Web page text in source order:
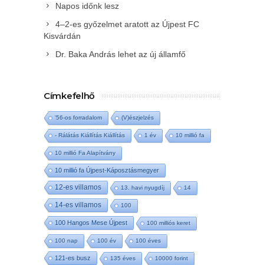
Napos időnk lesz
4–2-es győzelmet aratott az Újpest FC
Kisvárdán
Dr. Baka András lehet az új államfő
Címkefelhő
'56-os forradalom (V)észjelzés
- Rálátás Kiállítás Kiállítás 1 év 10 millió fa
10 millió Fa Alapítvány
10 millió fa Újpest-Káposztásmegyer
12-es villamos 13. havi nyugdíj 14
14-es villamos 100
100 Hangos Mese Újpest 100 milliós keret
100 nap 100 év 100 éves
121-es busz 135 éves 10000 forint